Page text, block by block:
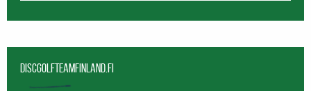
Discgolfteamfinland.fi